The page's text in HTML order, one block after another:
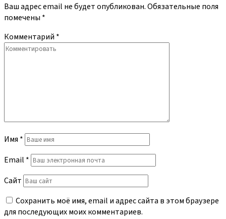
Ваш адрес email не будет опубликован.Обязательные поля
помечены *
Комментарий *
Имя *
Email *
Сайт
Сохранить моё имя, email и адрес сайта в этом браузере
для последующих моих комментариев.